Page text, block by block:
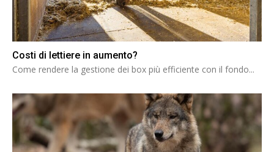
Costi di lettiere in aumento?
Come rendere la gestione dei box più efficiente con il fondo...